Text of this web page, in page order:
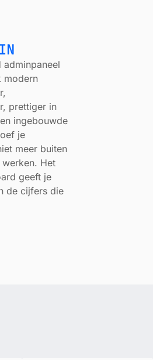
adminpaneel
modern
prettiger in
ingebouwde
je
meer buiten
Het
geeft je
de cijfers die